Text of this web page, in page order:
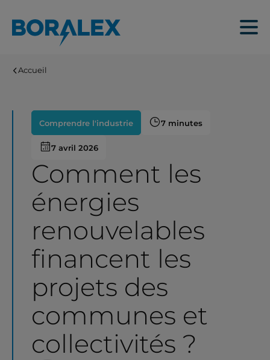
contenu
Menu
Accueil
Comprendre l'industrie 7 minutes
7 avril 2026
Comment les
énergies
renouvelables
financent les
projets des
communes et
collectivités ?